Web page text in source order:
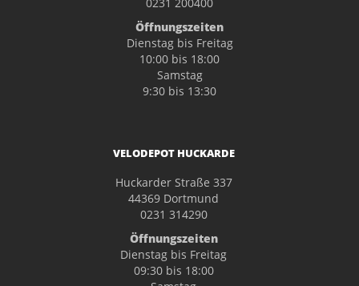
Öffnungszeiten
Dienstag bis Freitag
10:00 bis 18:00
Samstag
9:30 bis 13:30
VELODEPOT HUCKARDE
Huckarder Straße 337
44369 Dortmund
0231 314290
Öffnungszeiten
Dienstag bis Freitag
09:30 bis 18:00